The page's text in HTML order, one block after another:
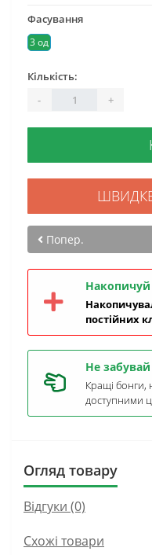
Фасування
3 од
Кількість:
-
+
Попер.
постійних
Не
Кращі бонги,
доступними
Огляд товару
Відгуки (0)
Схожі товари